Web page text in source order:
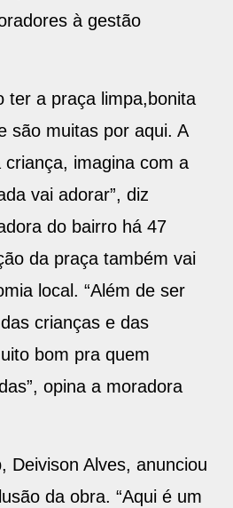
à gestão
ter a praça limpa,bonita
são muitas por aqui. A
imagina com a
vai adorar”, diz
do bairro há 47
da praça também vai
local. “Além de ser
crianças e das
bom pra quem
opina a moradora
Deivison Alves, anunciou
da obra. “Aqui é um